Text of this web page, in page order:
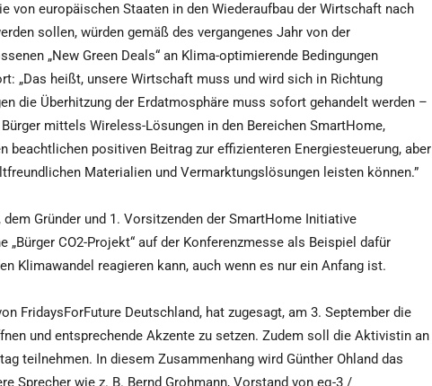
von europäischen Staaten in den Wiederaufbau der Wirtschaft nach
sollen, würden gemäß des vergangenes Jahr von der
„New Green Deals“ an Klima-optimierende Bedingungen
„Das heißt, unsere Wirtschaft muss und wird sich in Richtung
die Überhitzung der Erdatmosphäre muss sofort gehandelt werden –
mittels Wireless-Lösungen in den Bereichen SmartHome,
beachtlichen positiven Beitrag zur effizienteren Energiesteuerung, aber
Materialien und Vermarktungslösungen leisten können.”
dem Gründer und 1. Vorsitzenden der SmartHome Initiative
„Bürger CO2-Projekt“ auf der Konferenzmesse als Beispiel dafür
Klimawandel reagieren kann, auch wenn es nur ein Anfang ist.
FridaysForFuture Deutschland, hat zugesagt, am 3. September die
und entsprechende Akzente zu setzen. Zudem soll die Aktivistin an
teilnehmen. In diesem Zusammenhang wird Günther Ohland das
Sprecher wie z. B. Bernd Grohmann, Vorstand von eq-3 /